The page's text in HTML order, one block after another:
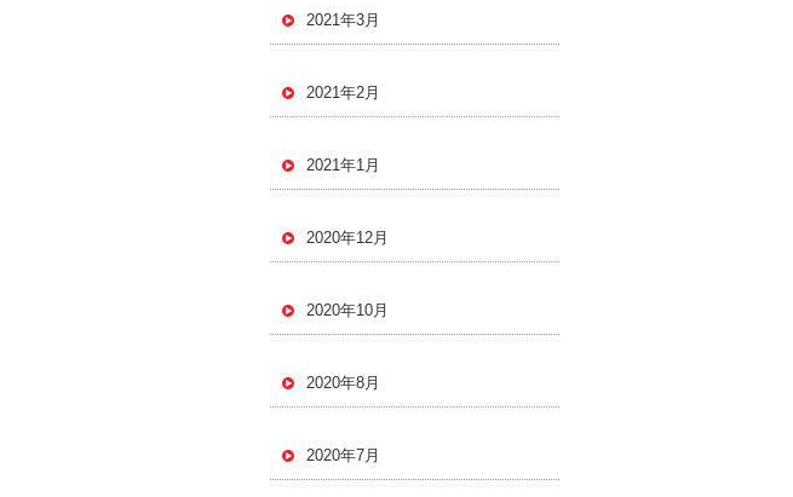
2021年3月
2021年2月
2021年1月
2020年12月
2020年10月
2020年8月
2020年7月